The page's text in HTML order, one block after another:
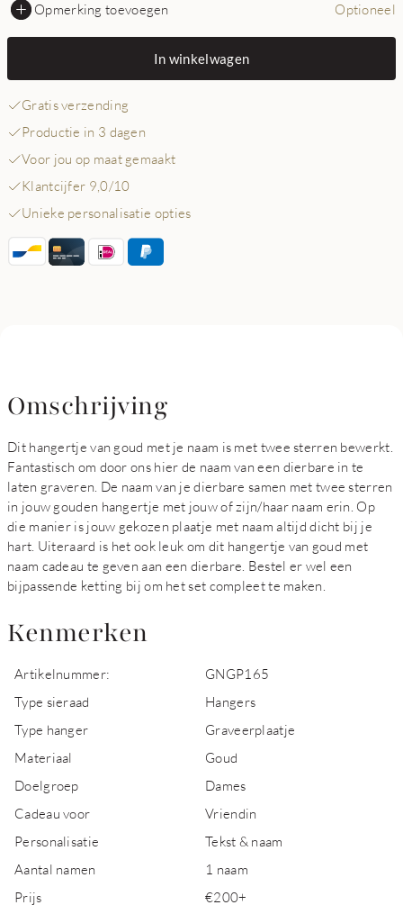
Opmerking toevoegen Optioneel
In winkelwagen
Gratis verzending
Productie in 3 dagen
Voor jou op maat gemaakt
Klantcijfer 9,0/10
Unieke personalisatie opties
Omschrijving
Dit hangertje van goud met je naam is met twee sterren bewerkt.
Fantastisch om door ons hier de naam van een dierbare in te
laten graveren. De naam van je dierbare samen met twee sterren
in jouw gouden hangertje met jouw of zijn/haar naam erin. Op
die manier is jouw gekozen plaatje met naam altijd dicht bij je
hart. Uiteraard is het ook leuk om dit hangertje van goud met
naam cadeau te geven aan een dierbare. Bestel er wel een
bijpassende ketting bij om het set compleet te maken.
Kenmerken
Artikelnummer:
GNGP165
Type sieraad
Hangers
Type hanger
Graveerplaatje
Materiaal
Goud
Doelgroep
Dames
Cadeau voor
Vriendin
Personalisatie
Tekst & naam
Aantal namen
1 naam
Prijs
€200+